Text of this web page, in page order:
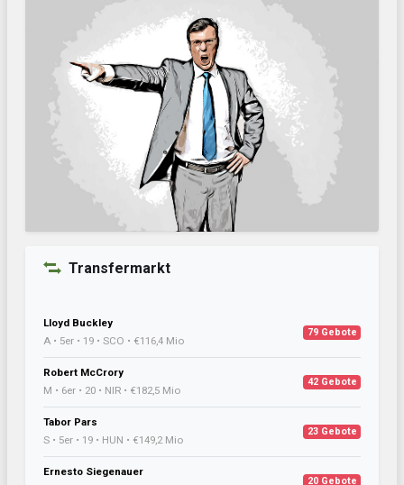
Transfermarkt
Lloyd Buckley
A • 5er • 19 • SCO • €116,4 Mio
79 Gebote
Robert McCrory
M • 6er • 20 • NIR • €182,5 Mio
42 Gebote
Tabor Pars
S • 5er • 19 • HUN • €149,2 Mio
23 Gebote
Ernesto Siegenauer
20 Gebote